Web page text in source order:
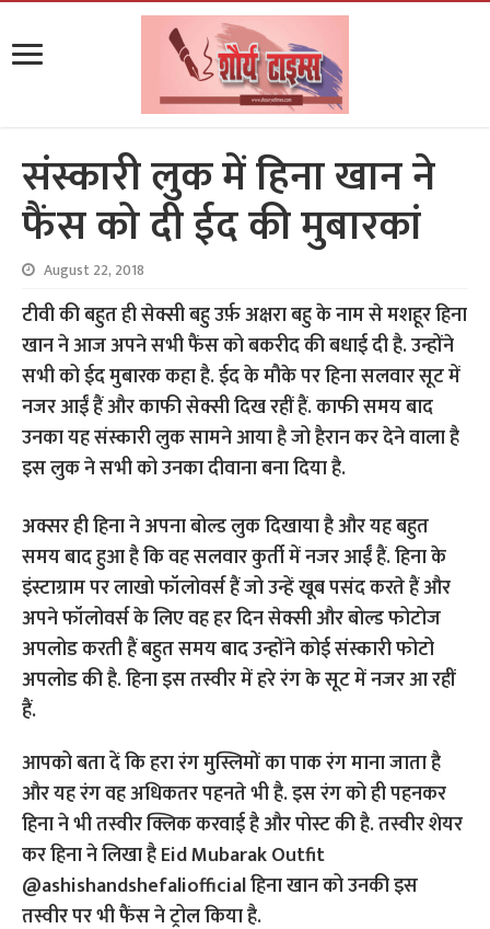
संस्कारी लुक में हिना खान ने
फैंस को दी ईद की मुबारकां
August 22, 2018
टीवी की बहुत ही सेक्सी बहु उर्फ़ अक्षरा बहु के नाम से मशहूर हिना
खान ने आज अपने सभी फैंस को बकरीद की बधाई दी है. उन्होंने
सभी को ईद मुबारक कहा है. ईद के मौके पर हिना सलवार सूट में
नजर आईं हैं और काफी सेक्सी दिख रहीं हैं. काफी समय बाद
उनका यह संस्कारी लुक सामने आया है जो हैरान कर देने वाला है
इस लुक ने सभी को उनका दीवाना बना दिया है.
अक्सर ही हिना ने अपना बोल्ड लुक दिखाया है और यह बहुत
समय बाद हुआ है कि वह सलवार कुर्ती में नजर आईं हैं. हिना के
इंस्टाग्राम पर लाखो फॉलोवर्स हैं जो उन्हें खूब पसंद करते हैं और
अपने फॉलोवर्स के लिए वह हर दिन सेक्सी और बोल्ड फोटोज
अपलोड करती हैं बहुत समय बाद उन्होंने कोई संस्कारी फोटो
अपलोड की है. हिना इस तस्वीर में हरे रंग के सूट में नजर आ रहीं
हैं.
आपको बता दें कि हरा रंग मुस्लिमों का पाक रंग माना जाता है
और यह रंग वह अधिकतर पहनते भी है. इस रंग को ही पहनकर
हिना ने भी तस्वीर क्लिक करवाई है और पोस्ट की है. तस्वीर शेयर
कर हिना ने लिखा है Eid Mubarak Outfit
@ashishandshefaliofficial हिना खान को उनकी इस
तस्वीर पर भी फैंस ने ट्रोल किया है.